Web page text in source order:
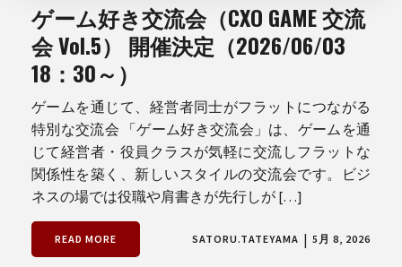
ゲーム好き交流会（CXO GAME 交流
会 Vol.5） 開催決定（2026/06/03
18：30～）
ゲームを通じて、経営者同士がフラットにつながる
特別な交流会 「ゲーム好き交流会」は、ゲームを通
じて経営者・役員クラスが気軽に交流しフラットな
関係性を築く、新しいスタイルの交流会です。ビジ
ネスの場では役職や肩書きが先行しが […]
READ MORE SATORU.TATEYAMA | 5月 8, 2026